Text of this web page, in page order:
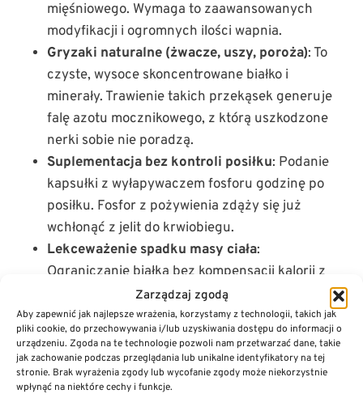
Zarządzaj zgodą
Aby zapewnić jak najlepsze wrażenia, korzystamy z technologii, takich jak
pliki cookie, do przechowywania i/lub uzyskiwania dostępu do informacji o
urządzeniu. Zgoda na te technologie pozwoli nam przetwarzać dane, takie
jak zachowanie podczas przeglądania lub unikalne identyfikatory na tej
stronie. Brak wyrażenia zgody lub wycofanie zgody może niekorzystnie
wpłynąć na niektóre cechy i funkcje.
mięśniowego. Wymaga to zaawansowanych
modyfikacji i ogromnych ilości wapnia.
Gryzaki naturalne (żwacze, uszy, poroża): To
czyste, wysoce skoncentrowane białko i
minerały. Trawienie takich przekąsek generuje
falę azotu mocznikowego, z którą uszkodzone
nerki sobie nie poradzą.
Suplementacja bez kontroli posiłku: Podanie
kapsułki z wyłapywaczem fosforu godzinę po
posiłku. Fosfor z pożywienia zdąży się już
wchłonąć z jelit do krwiobiegu.
Lekceważenie spadku masy ciała:
Ograniczanie białka bez kompensacji kalorii z
tłuszczów i węglowodanów prowadzi do
katabolizmu. Organizm zaczyna trawić własne
mięśnie, co wtórnie wystrzeliwuje poziom
mocznika we krwi w górę.